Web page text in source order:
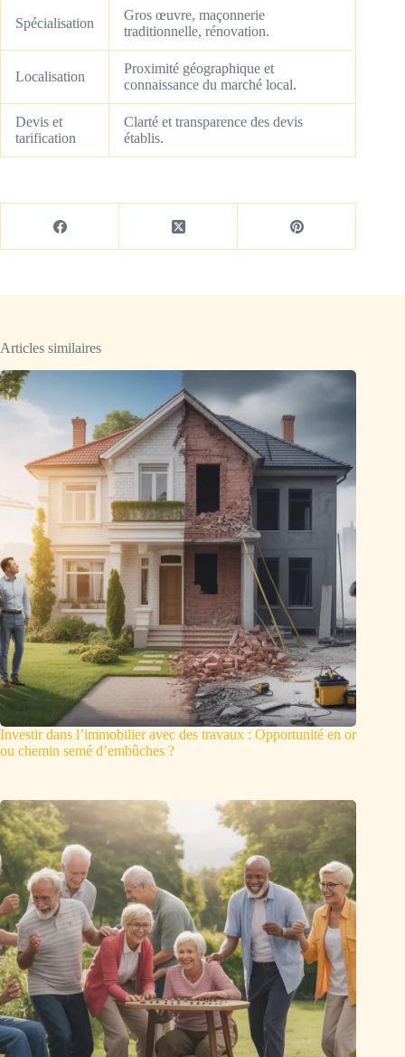
Spécialisation
Gros œuvre, maçonnerie
traditionnelle, rénovation.
Localisation
Proximité géographique et
connaissance du marché local.
Devis et
tarification
Clarté et transparence des devis
établis.
Articles similaires
Investir dans l’immobilier avec des travaux : Opportunité en or
ou chemin semé d’embûches ?